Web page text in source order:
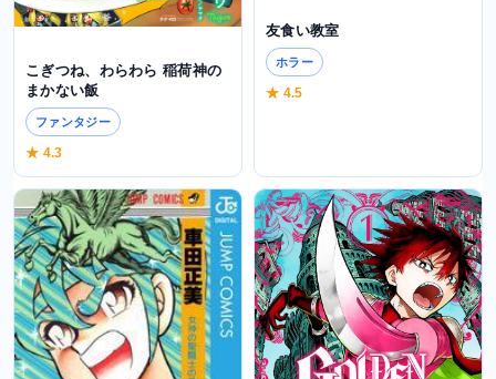
こぎつね、わらわら 稲荷神の
まかない飯
ファンタジー
★ 4.3
友食い教室
ホラー
★ 4.5